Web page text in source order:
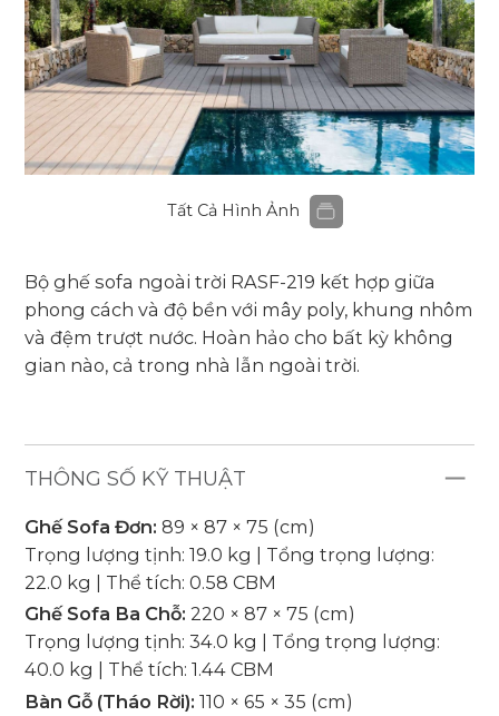
Tất Cả Hình Ảnh
Bộ ghế sofa ngoài trời RASF-219 kết hợp giữa
phong cách và độ bền với mây poly, khung nhôm
và đệm trượt nước. Hoàn hảo cho bất kỳ không
gian nào, cả trong nhà lẫn ngoài trời.
THÔNG SỐ KỸ THUẬT
Ghế Sofa Đơn:89 × 87 × 75 (cm)
Trọng lượng tịnh: 19.0 kg | Tổng trọng lượng:
22.0 kg | Thể tích: 0.58 CBM
Ghế Sofa Ba Chỗ: 220 × 87 × 75 (cm)
Trọng lượng tịnh: 34.0 kg | Tổng trọng lượng:
40.0 kg | Thể tích: 1.44 CBM
Bàn Gỗ (Tháo Rời):110 × 65 × 35 (cm)